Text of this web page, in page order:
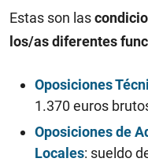
Estas son las
los/as diferentes
Oposiciones
1.370 euros
Oposiciones de
Locales: sueldo